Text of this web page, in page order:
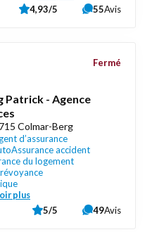
4,93/5 55Avis
Patrick - Agence
Colmar-Berg
d’assurance
Assurance accident
du logement
plus
Fermé
5/5 49Avis